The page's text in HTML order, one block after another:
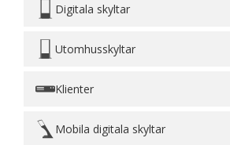
Digitala skyltar
Utomhusskyltar
Klienter
Mobila digitala skyltar